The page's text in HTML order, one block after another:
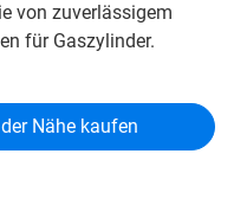
von zuverlässigem
für Gaszylinder.
Nähe kaufen